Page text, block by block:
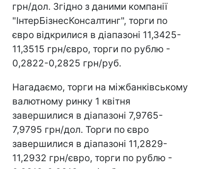
грн/дол. Згідно з даними компанії
"ІнтерБізнесКонсалтинг", торги по
євро відкрилися в діапазоні 11,3425-
11,3515 грн/євро, торги по рублю -
0,2822-0,2825 грн/руб.
Нагадаємо, торги на міжбанківському
валютному ринку 1 квітня
завершилися в діапазоні 7,9765-
7,9795 грн/дол. Торги по євро
завершилися в діапазоні 11,2829-
11,2932 грн/євро, торги по рублю -